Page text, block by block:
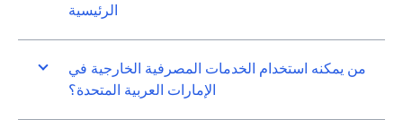
الرئيسية
من يمكنه استخدام الخدمات المصرفية الخارجية في
الإمارات العربية المتحدة؟